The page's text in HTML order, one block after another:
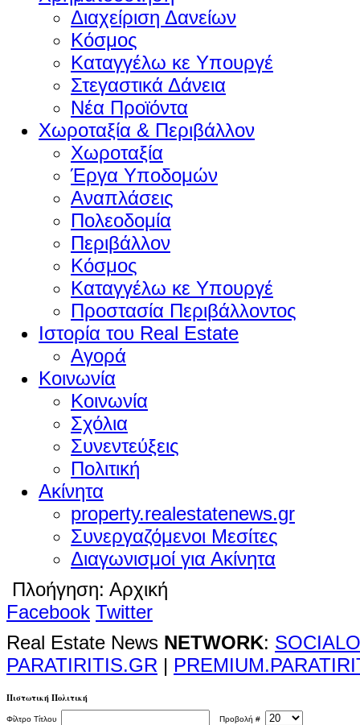
Διαχείριση Δανείων
Κόσμος
Καταγγέλω κε Υπουργέ
Στεγαστικά Δάνεια
Νέα Προϊόντα
Χωροταξία & Περιβάλλον
Χωροταξία
Έργα Υποδομών
Αναπλάσεις
Πολεοδομία
Περιβάλλον
Κόσμος
Καταγγέλω κε Υπουργέ
Προστασία Περιβάλλοντος
Ιστορία του Real Estate
Αγορά
Κοινωνία
Κοινωνία
Σχόλια
Συνεντεύξεις
Πολιτική
Ακίνητα
property.realestatenews.gr
Συνεργαζόμενοι Μεσίτες
Διαγωνισμοί για Ακίνητα
Πλοήγηση: Αρχική
Facebook Twitter
Real Estate News NETWORK:
PARATIRITIS.GR |
Πιστωτική Πολιτική
Φίλτρο Τίτλου Προβολή #